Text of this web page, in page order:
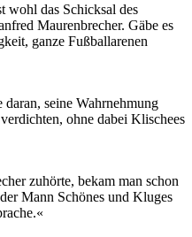
wohl das Schicksal des
Maurenbrecher. Gäbe es
ganze Fußballarenen
seine Wahrnehmung
ohne dabei Klischees
zuhörte, bekam man schon
Mann Schönes und Kluges